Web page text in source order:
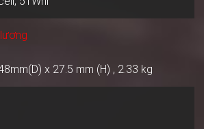
x 27.5 mm (H) , 2.33 kg